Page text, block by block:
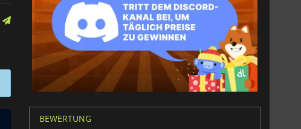
BEWERTUNG